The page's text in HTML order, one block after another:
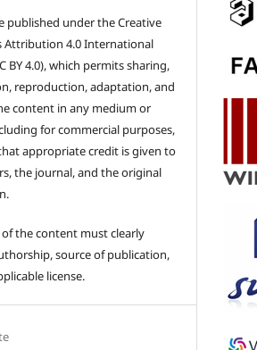
published under the Creative
Attribution 4.0 International
BY 4.0), which permits sharing,
reproduction, adaptation, and
content in any medium or
for commercial purposes,
appropriate credit is given to
the journal, and the original
of the content must clearly
source of publication,
license.